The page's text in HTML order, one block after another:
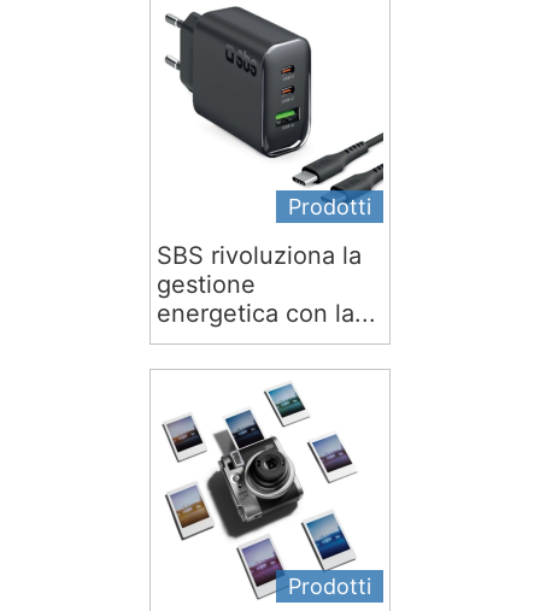
Prodotti
SBS rivoluziona la
gestione
energetica con la...
Prodotti